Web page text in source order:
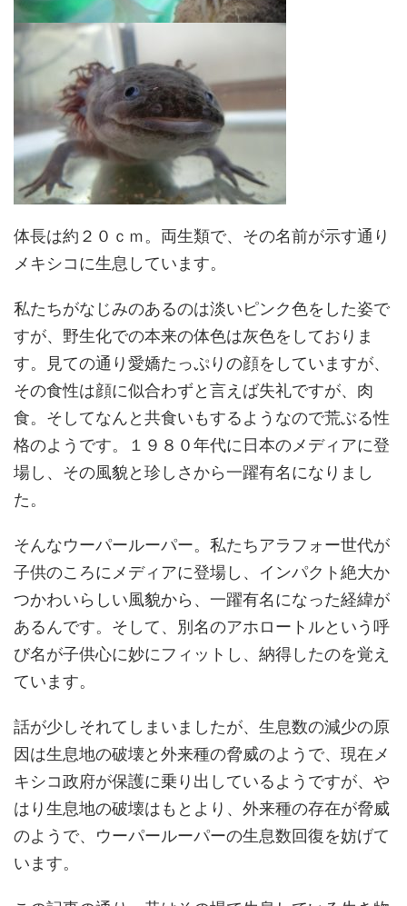
体長は約２０ｃｍ。両生類で、その名前が示す通り
メキシコに生息しています。
私たちがなじみのあるのは淡いピンク色をした姿で
すが、野生化での本来の体色は灰色をしておりま
す。見ての通り愛嬌たっぷりの顔をしていますが、
その食性は顔に似合わずと言えば失礼ですが、肉
食。そしてなんと共食いもするようなので荒ぶる性
格のようです。１９８０年代に日本のメディアに登
場し、その風貌と珍しさから一躍有名になりまし
た。
そんなウーパールーパー。私たちアラフォー世代が
子供のころにメディアに登場し、インパクト絶大か
つかわいらしい風貌から、一躍有名になった経緯が
あるんです。そして、別名のアホロートルという呼
び名が子供心に妙にフィットし、納得したのを覚え
ています。
話が少しそれてしまいましたが、生息数の減少の原
因は生息地の破壊と外来種の脅威のようで、現在メ
キシコ政府が保護に乗り出しているようですが、や
はり生息地の破壊はもとより、外来種の存在が脅威
のようで、ウーパールーパーの生息数回復を妨げて
います。